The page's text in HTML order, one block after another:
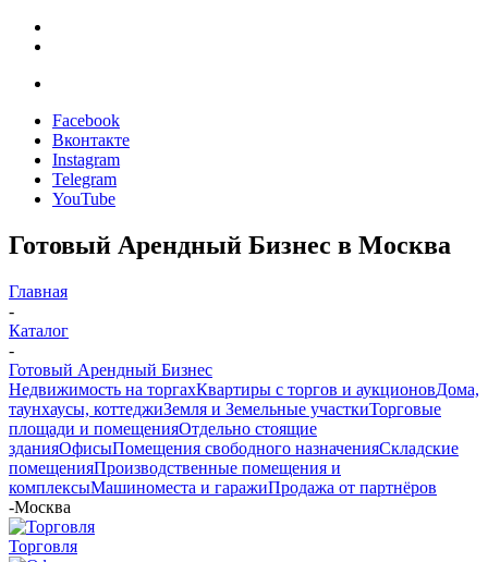
Facebook
Вконтакте
Instagram
Telegram
YouTube
Готовый Арендный Бизнес в Москва
Главная
-
Каталог
-
Готовый Арендный Бизнес
Недвижимость на торгахКвартиры с торгов и аукционовДома,
таунхаусы, коттеджиЗемля и Земельные участкиТорговые
площади и помещенияОтдельно стоящие
зданияОфисыПомещения свободного назначенияСкладские
помещенияПроизводственные помещения и
комплексыМашиноместа и гаражиПродажа от партнёров
-Москва
Торговля